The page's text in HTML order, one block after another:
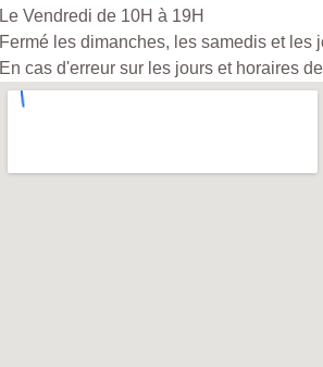
Le Vendredi de 10H à 19H
Fermé les dimanches, les samedis et les
En cas d'erreur sur les jours et horaires